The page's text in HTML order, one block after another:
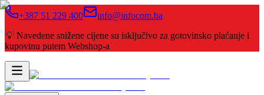
+387 51 229 400
info@infocom.ba
💡 Navedene snižene cijene su isključivo za gotovinsko plaćanje i
kupovinu putem Webshop-a